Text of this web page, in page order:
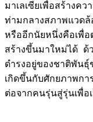
มาเลเซียเพื่อสร้าง
ท่ามกลางสภาพแวด
หรืออีกนัยหนึ่งคือเพื่
สร้างขึ้นมาใหม่ได้
ดำรงอยู่ของชาติพันธุ์
เกิดขึ้นกับศักยภาพก
ต่อจากคนรุ่นสู่รุ่นเพื่